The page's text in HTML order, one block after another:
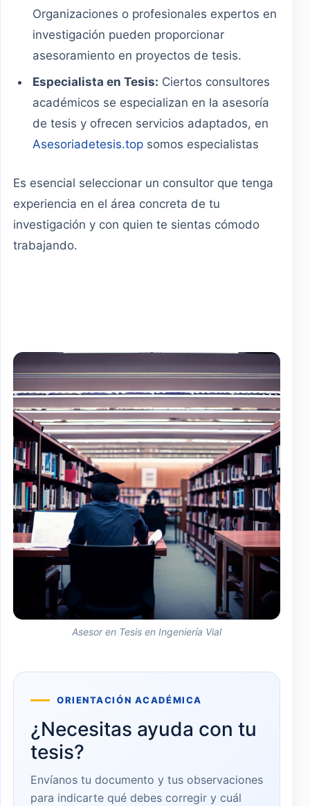
Organizaciones o profesionales expertos en
investigación pueden proporcionar
asesoramiento en proyectos de tesis.
Especialista en Tesis: Ciertos consultores
académicos se especializan en la asesoría
de tesis y ofrecen servicios adaptados, en
Asesoriadetesis.top somos especialistas
Es esencial seleccionar un consultor que tenga
experiencia en el área concreta de tu
investigación y con quien te sientas cómodo
trabajando.
Asesor en Tesis en Ingeniería Vial
ORIENTACIÓN ACADÉMICA
¿Necesitas ayuda con tu
tesis?
Envíanos tu documento y tus observaciones
para indicarte qué debes corregir y cuál